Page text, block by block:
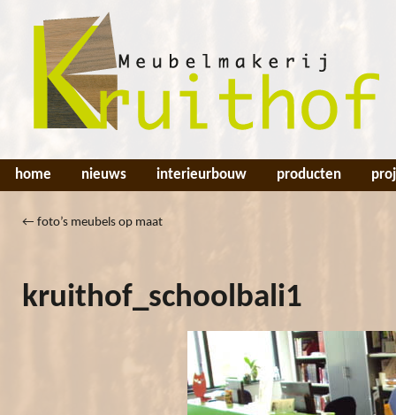
home nieuws interieurbouw producten
← foto’s meubels op maat
kruithof_schoolbali1